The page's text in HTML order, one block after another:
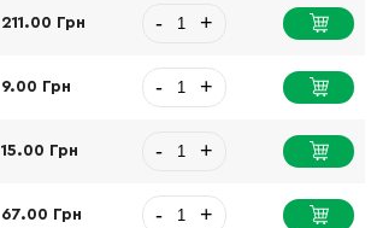
211.00 Грн - +
9.00 Грн - +
15.00 Грн - +
67.00 Грн - +